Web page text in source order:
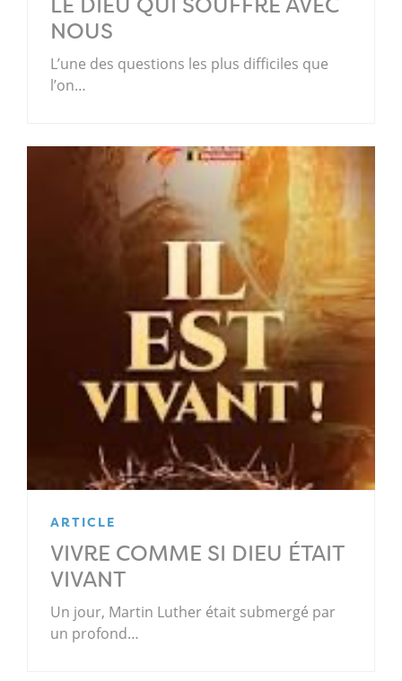
NOUS
L’une des questions les plus difficiles que
l’on…
ARTICLE
VIVRE COMME SI DIEU ÉTAIT
VIVANT
Un jour, Martin Luther était submergé par
un profond…